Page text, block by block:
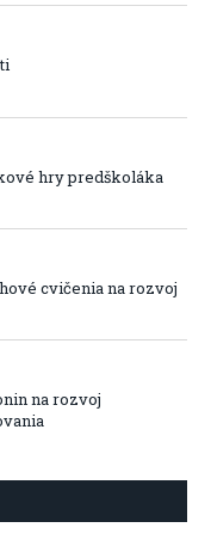
hry predškoláka
cvičenia na rozvoj
na rozvoj